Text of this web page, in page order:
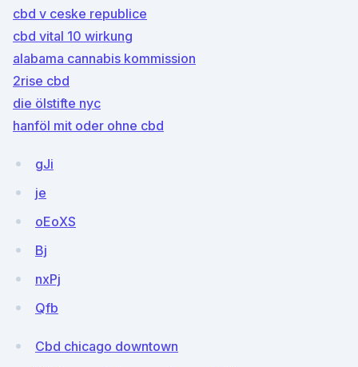
cbd v ceske republice
cbd vital 10 wirkung
alabama cannabis kommission
2rise cbd
die ölstifte nyc
hanföl mit oder ohne cbd
gJi
je
oEoXS
Bj
nxPj
Qfb
Cbd chicago downtown